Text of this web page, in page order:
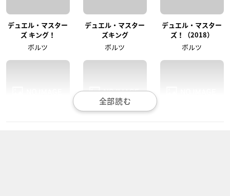
デュエル・マスター
ズ キング！
ボルツ
デュエル・マスター
ズキング
ボルツ
デュエル・マスター
ズ！（2018）
ボルツ